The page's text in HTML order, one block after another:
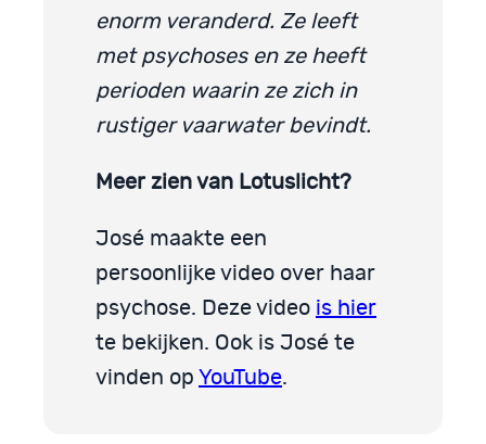
enorm veranderd. Ze leeft
met psychoses en ze heeft
perioden waarin ze zich in
rustiger vaarwater bevindt.
Meer zien van Lotuslicht?
José maakte een
persoonlijke video over haar
psychose. Deze video is hier
te bekijken. Ook is José te
vinden op YouTube.